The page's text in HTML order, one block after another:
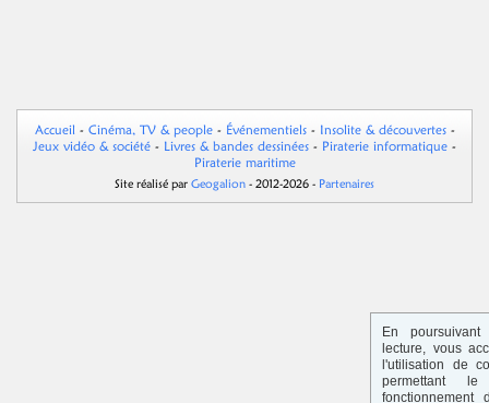
Accueil- Cinéma, TV & people- Événementiels- Insolite & découvertes-
Jeux vidéo & société - Livres & bandes dessinées - Piraterie informatique -
Piraterie maritime
Site réalisé par Geogalion - 2012-2026 - Partenaires
En poursuivant
lecture, vous
l'utilisation de
permettant
fonctionnement